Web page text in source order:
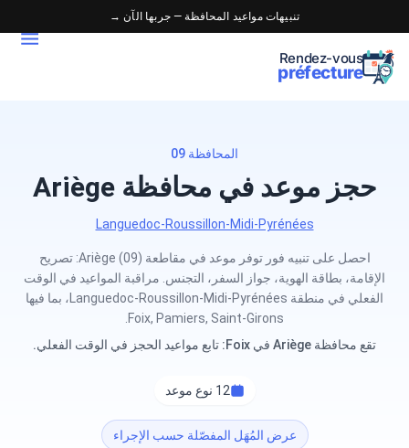
تنبيهات مواعيد المحافظة — جربها الآن →
Rendez-vous
préfecture
المحافظة 09
حجز موعد في محافظة Ariège
Languedoc-Roussillon-Midi-Pyrénées
احصل على تنبيه فور توفر موعد في مقاطعة Ariège (09): تصريح
الإقامة، بطاقة الهوية، جواز السفر، التجنس. مراقبة المواعيد في الوقت
الفعلي في منطقة Languedoc-Roussillon-Midi-Pyrénées، بما فيها
Foix, Pamiers, Saint-Girons.
تقع محافظة Ariège في Foix: تابع مواعيد الحجز في الوقت الفعلي.
12 نوع موعد
عرض المُهَل المفصّلة حسب الإجراء